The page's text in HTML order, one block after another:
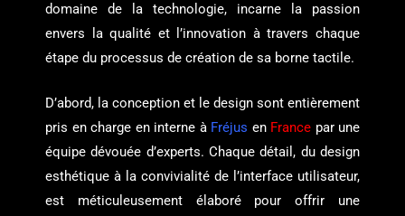
domaine de la technologie, incarne la passion
envers la qualité et l’innovation à travers chaque
étape du processus de création de sa borne tactile.
D’abord, la conception et le design sont entièrement
pris en charge en interne à Fréjus en France par une
équipe dévouée d’experts. Chaque détail, du design
esthétique à la convivialité de l’interface utilisateur,
est méticuleusement élaboré pour offrir une